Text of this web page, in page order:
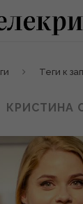
Теги к
КРИСТИНА